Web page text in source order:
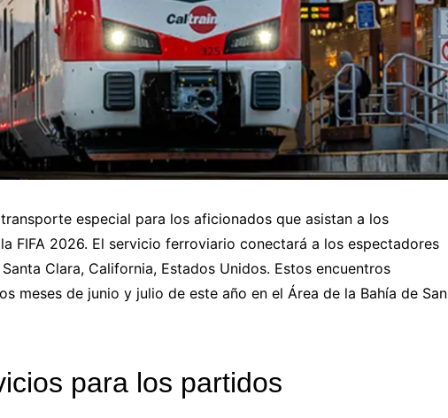
especial para los aficionados que asistan a los
FIFA 2026. El servicio ferroviario conectará a los espectadores
Clara, California, Estados Unidos. Estos encuentros
meses de junio y julio de este año en el Área de la Bahía de San
para los partidos